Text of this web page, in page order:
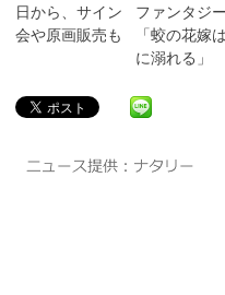
日から、サイン
会や原画販売も
ファンタジー
「蛟の花嫁
に溺れる」